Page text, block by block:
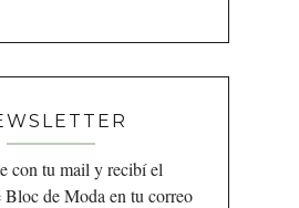
con tu mail y recibí el
Bloc de Moda en tu correo